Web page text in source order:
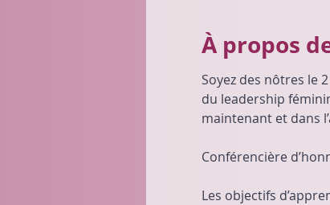
À propos
Soyez des nôtres le
du leadership
maintenant et dans
Conférencière
Les objectifs